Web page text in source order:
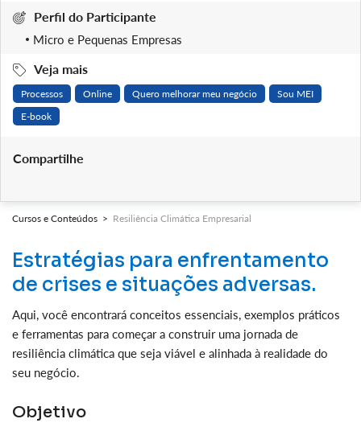
Cursos e Conteúdos > Resiliência Climática Empresarial
Estratégias para enfrentamento
de crises e situações adversas.
Aqui, você encontrará conceitos essenciais, exemplos práticos
e ferramentas para começar a construir uma jornada de
resiliência climática que seja viável e alinhada à realidade do
seu negócio.
Objetivo
Perfil do Participante
Micro e Pequenas Empresas
Veja mais
Processos Online Quero melhorar meu negócio
Sou MEI
E-book
Compartilhe